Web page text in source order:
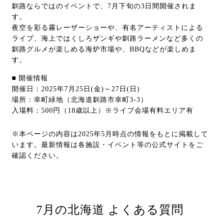
釧路ならではのイベントで、7月下旬の3日間開催されま
す。
夜空を彩る霧レーザーショーや、有名アーティストによる
ライブ、海上ではくしろザンギや釧路ラーメンなど多くの
釧路グルメが楽しめる海炉市場や、BBQなどが楽しめま
す。
■ 開催情報
開催日：2025年7月25日(金)～27日(日)
場所：幸町緑地（北海道釧路市幸町3-3）
入場料：500円（18歳以上）※ライブ会場有料エリア有
※本ページの内容は2025年5月時点の情報をもとに掲載して
います。最新情報は各施設・イベント等の公式サイトをご
確認ください。
7月の北海道 よくある質問